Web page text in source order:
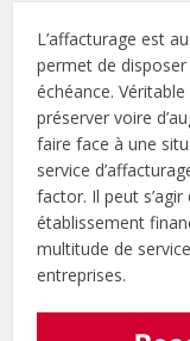
L’affacturage est
permet de
échéance.
préserver voire
faire face à une
service
factor. Il peut s’agir
établissement
multitude de
entreprises.